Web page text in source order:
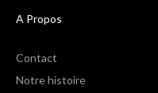
A Propos
Contact
Notre histoire